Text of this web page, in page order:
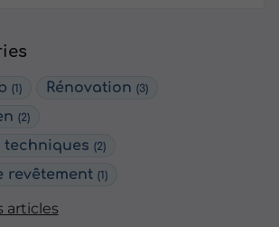
(1) Rénovation(3)
(2)
techniques (2)
revêtement (1)
articles